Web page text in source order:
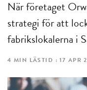
När företaget
strategi för att
fabrikslokalerna i
4 MIN LÄSTID : 17 APR